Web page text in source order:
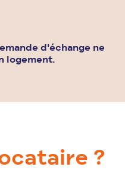
d'échange ne
logement.
?